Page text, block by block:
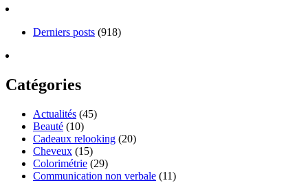
Derniers posts (918)
Catégories
Actualités (45)
Beauté (10)
Cadeaux relooking (20)
Cheveux (15)
Colorimétrie (29)
Communication non verbale (11)